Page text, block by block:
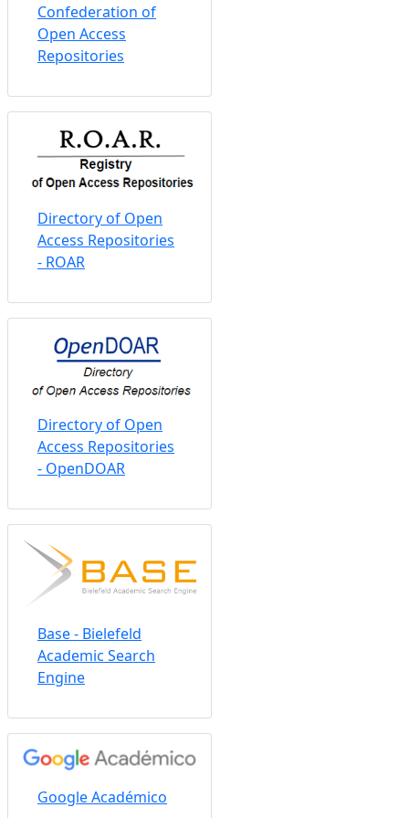
Confederation of
Open Access
Repositories
Directory of Open
Access Repositories
- ROAR
Directory of Open
Access Repositories
- OpenDOAR
Base - Bielefeld
Academic Search
Engine